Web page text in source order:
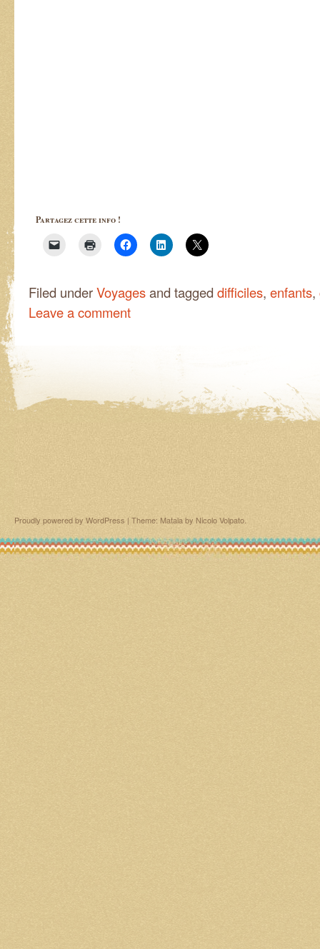
Partagez cette info !
Filed underVoyagesand tagged difficiles, enfants,
Leave a comment
Proudly powered by WordPress | Theme: Matala by Nicolo Volpato